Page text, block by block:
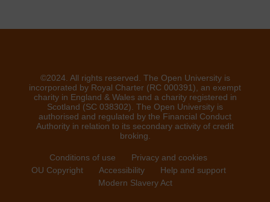
©2024. All rights reserved. The Open University is
incorporated by Royal Charter (RC 000391), an exempt
charity in England & Wales and a charity registered in
Scotland (SC 038302). The Open University is
authorised and regulated by the Financial Conduct
Authority in relation to its secondary activity of credit
broking.
Conditions of use
Privacy and cookies
OU Copyright
Accessibility
Help and support
Modern Slavery Act